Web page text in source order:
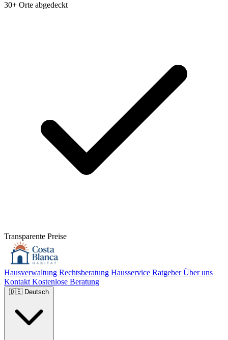
30+ Orte abgedeckt
Transparente Preise
Hausverwaltung Rechtsberatung Hausservice RatgeberÜber uns
Kontakt Kostenlose Beratung
🇩🇪 Deutsch